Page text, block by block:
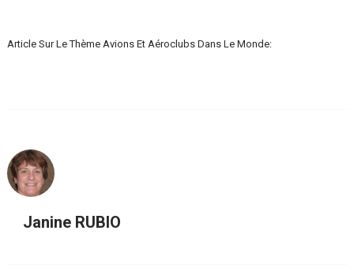
Article Sur Le Thème Avions Et Aéroclubs Dans Le Monde:
Janine RUBIO